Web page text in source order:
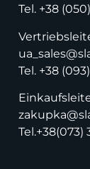
Tel. +38
Tel. +38
Tel.+38(073)